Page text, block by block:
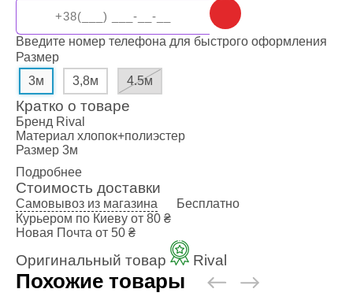
Введите номер телефона для быстрого оформления
Размер
3м
3,8м 4.5м
Кратко о товаре
Бренд Rival
Материал хлопок+полиэстер
Размер 3м
Подробнее
Стоимость доставки
Самовывоз из магазина
Бесплатно
Курьером по Киеву от 80 ₴
Новая Почта от 50 ₴
Оригинальный товар Rival
Похожие товары